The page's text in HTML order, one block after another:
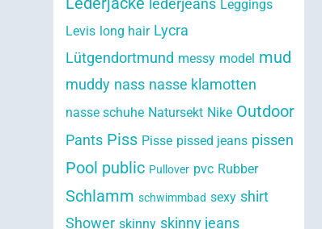
lederjeans Leggings
Levis long hair Lycra
Lütgendortmund messy model mud
muddy nass nasse klamotten
nasse schuhe Natursekt Nike Outdoor
Pants Piss Pisse pissed jeans pissen
Pool public Pullover pvc Rubber
Schlamm schwimmbad sexy shirt
Shower skinny skinny jeans